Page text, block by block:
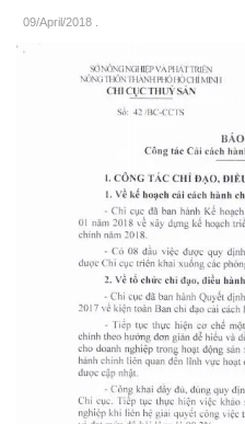
09/April/2018